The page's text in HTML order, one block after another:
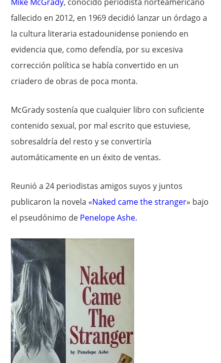
fallecido en 2012, en 1969 decidió lanzar un órdago a
la cultura literaria estadounidense poniendo en
evidencia que, como defendía, por su excesiva
corrección política se había convertido en un
criadero de obras de poca monta.
McGrady sostenía que cualquier libro con suficiente
contenido sexual, por mal escrito que estuviese,
sobresaldría del resto y se convertiría
automáticamente en un éxito de ventas.
Reunió a 24 periodistas amigos suyos y juntos
publicaron la novela «Naked came the stranger» bajo
el pseudónimo de Penelope Ashe.